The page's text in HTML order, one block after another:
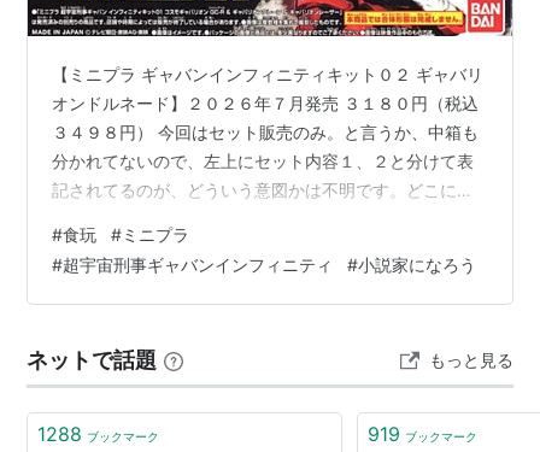
デスマーチからはじまる異世界狂想曲（愛七ひろ）
君に恋をするなんて、ありえないはずだった （筏田
かつら）
異世界チート魔術師 （内田健）
異世界居酒屋「のぶ」（蝉川夏哉）
最果てのパラディン
薬屋のひとりごと（ 日向夏）
フェアリーテイル・クロニクル 〜空気読まない異世
八男って、それはないでしょう！
（Y.A）
【ミニプラ ギャバンインフィニティキット０２ ギャバリ
オンドルネード】２０２６年７月発売 ３１８０円（税込
３４９８円） 今回はセット販売のみ。と言うか、中箱も
分かれてないので、左上にセット内容１、２と分けて表
記されてるのが、どういう意図かは不明です。どこにも
ました。離島に住んでるわけじゃないのに、何んでだ
ろ？ まずは武器モード。専用台座付属がありがたい。 な
んだか掃除機みたいな形だと思ってましたが、ホンマに
みたいな武器ですね。 続いて、ユニットモード。 手足が
無くて、翼が生えてますが、まぁ、電子…
#食玩 #ミニプラ
#超宇宙刑事ギャバンインフィニティ #小説家になろう
ネットで話題 もっと見る
1288 ブックマーク 919 ブックマーク